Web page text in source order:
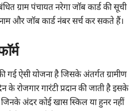
ग्राम पंचायत नरेगा जॉब कार्ड की सूची
और जॉब कार्ड नंबर सर्च कर सकते हैं।
गई ऐसी योजना है जिसके अंतर्गत ग्रामीण
के रोजगार गारंटी प्रदान की जाती है इसके
अंदर कोई खास स्किल या हुनर नहीं